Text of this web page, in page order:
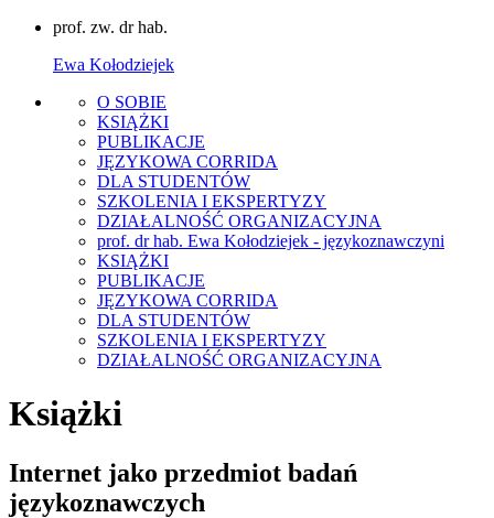
prof. zw. dr hab.
Ewa Kołodziejek
O SOBIE
KSIĄŻKI
PUBLIKACJE
JĘZYKOWA CORRIDA
DLA STUDENTÓW
SZKOLENIA I EKSPERTYZY
DZIAŁALNOŚĆ ORGANIZACYJNA
prof. dr hab. Ewa Kołodziejek - językoznawczyni
KSIĄŻKI
PUBLIKACJE
JĘZYKOWA CORRIDA
DLA STUDENTÓW
SZKOLENIA I EKSPERTYZY
DZIAŁALNOŚĆ ORGANIZACYJNA
Książki
Internet jako przedmiot badań
językoznawczych